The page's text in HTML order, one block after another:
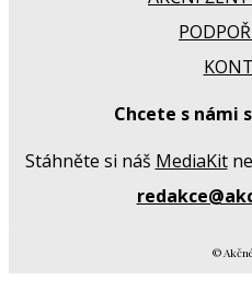
Chcete s námi
Stáhněte si náš MediaKit
©